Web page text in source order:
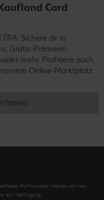
Card
Sichere dir in
Gratis-Prämienᵖ,
mehr. Profitiere auch
Online-Marktplatz
Rufnummer stehen wir von
zur Verfügung.